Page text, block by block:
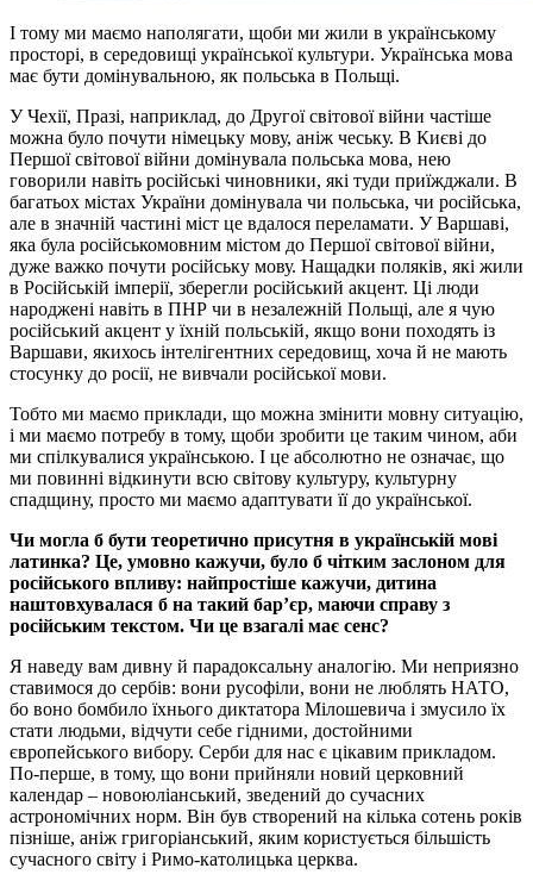
І тому ми маємо наполягати, щоби ми жили в українському
просторі, в середовищі української культури. Українська мова
має бути домінувальною, як польська в Польщі.
У Чехії, Празі, наприклад, до Другої світової війни частіше
можна було почути німецьку мову, аніж чеську. В Києві до
Першої світової війни домінувала польська мова, нею
говорили навіть російські чиновники, які туди приїжджали. В
багатьох містах України домінувала чи польська, чи російська,
але в значній частині міст це вдалося переламати. У Варшаві,
яка була російськомовним містом до Першої світової війни,
дуже важко почути російську мову. Нащадки поляків, які жили
в Російській імперії, зберегли російський акцент. Ці люди
народжені навіть в ПНР чи в незалежній Польщі, але я чую
російський акцент у їхній польській, якщо вони походять із
Варшави, якихось інтелігентних середовищ, хоча й не мають
стосунку до росії, не вивчали російської мови.
Тобто ми маємо приклади, що можна змінити мовну ситуацію,
і ми маємо потребу в тому, щоби зробити це таким чином, аби
ми спілкувалися українською. І це абсолютно не означає, що
ми повинні відкинути всю світову культуру, культурну
спадщину, просто ми маємо адаптувати її до української.
Чи могла б бути теоретично присутня в українській мові
латинка? Це, умовно кажучи, було б чітким заслоном для
російського впливу: найпростіше кажучи, дитина
наштовхувалася б на такий бар’єр, маючи справу з
російським текстом. Чи це взагалі має сенс?
Я наведу вам дивну й парадоксальну аналогію. Ми неприязно
ставимося до сербів: вони русофіли, вони не люблять НАТО,
бо воно бомбило їхнього диктатора Мілошевича і змусило їх
стати людьми, відчути себе гідними, достойними
європейського вибору. Серби для нас є цікавим прикладом.
По-перше, в тому, що вони прийняли новий церковний
календар – новоюліанський, зведений до сучасних
астрономічних норм. Він був створений на кілька сотень років
пізніше, аніж григоріанський, яким користується більшість
сучасного світу і Римо-католицька церква.